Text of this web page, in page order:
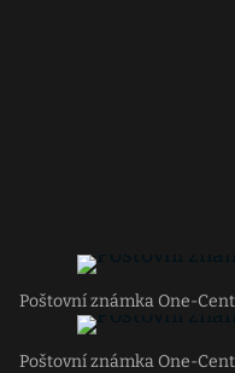
Poštovní známka One-
Poštovní známka One-